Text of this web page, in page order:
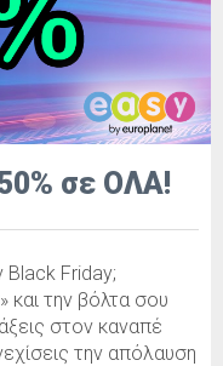
σε ΟΛΑ!
Friday;
την βόλτα σου
στον καναπέ
την απόλαυση